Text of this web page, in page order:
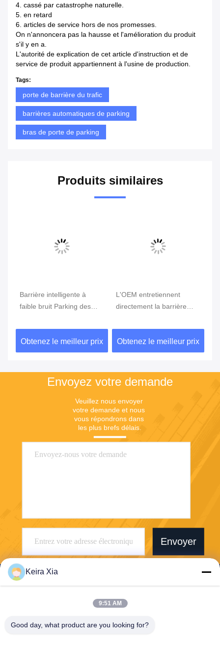
4. cassé par catastrophe naturelle.
5. en retard
6. articles de service hors de nos promesses.
On n'annoncera pas la hausse et l'amélioration du produit
s'il y en a.
L'autorité de explication de cet article d'instruction et de
service de produit appartiennent à l'usine de production.
Tags:
porte de barrière du trafic
barrières automatiques de parking
bras de porte de parking
Produits similaires
Barrière intelligente à
faible bruit Parking des
voitures Barrières Porte
pour le système de
stationnement
Obtenez le meilleur prix
L'OEM entretiennent
directement la barrière
boom d'alliage d'aluminium
Obtenez le meilleur prix
Envoyez votre demande
Veuillez nous envoyer
votre demande et nous
vous répondrons dans
les plus brefs délais.
Envoyer
Technology Co. Ltd
Keira Xia
9:51 AM
Good day, what product are you looking for?